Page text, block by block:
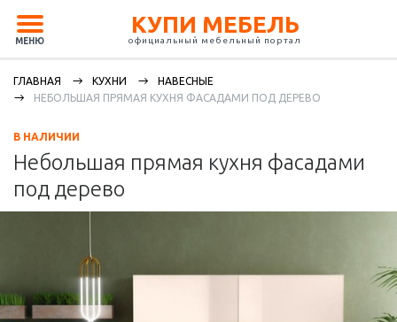
МЕНЮ
КУПИ МЕБЕЛЬ
официальный мебельный портал
ГЛАВНАЯ КУХНИ
НАВЕСНЫЕ
НЕБОЛЬШАЯ ПРЯМАЯ КУХНЯ ФАСАДАМИ ПОД ДЕРЕВО
В НАЛИЧИИ
Небольшая прямая кухня фасадами
под дерево